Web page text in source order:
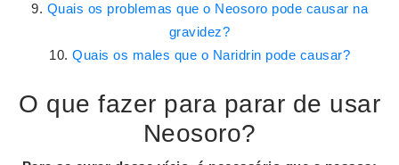
Quais os problemas que o Neosoro pode causar na
gravidez?
Quais os males que o Naridrin pode causar?
O que fazer para parar de usar
Neosoro?